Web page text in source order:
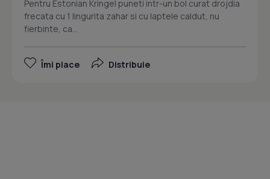
Pentru Estonian Kringel puneti intr-un bol curat drojdia
frecata cu 1 lingurita zahar si cu laptele caldut, nu
fierbinte, ca...
Îmi place Distribuie